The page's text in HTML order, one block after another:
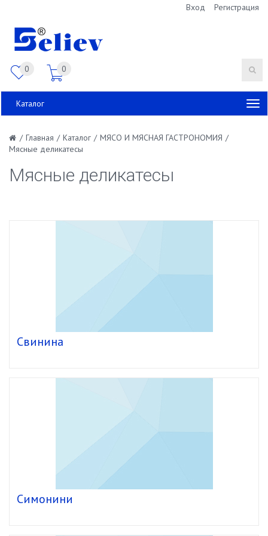
Вход Регистрация
0 0
Каталог
/ Главная / Каталог / МЯСО И МЯСНАЯ ГАСТРОНОМИЯ /
Мясные деликатесы
Мясные деликатесы
Свинина
Симонини